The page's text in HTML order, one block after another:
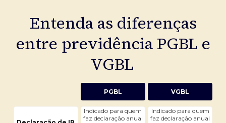
Entenda as diferenças
entre previdência PGBL e
VGBL
PGBL VGBL
Indicado para quem
faz declaração anual
Indicado para quem
faz declaração anual